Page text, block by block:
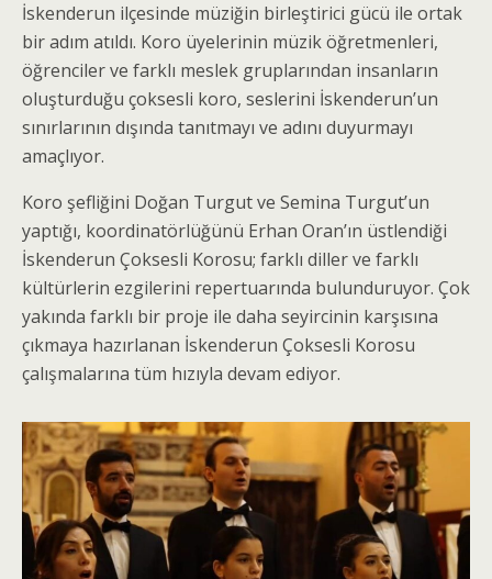
İskenderun ilçesinde müziğin birleştirici gücü ile ortak
bir adım atıldı. Koro üyelerinin müzik öğretmenleri,
öğrenciler ve farklı meslek gruplarından insanların
oluşturduğu çoksesli koro, seslerini İskenderun’un
sınırlarının dışında tanıtmayı ve adını duyurmayı
amaçlıyor.
Koro şefliğini Doğan Turgut ve Semina Turgut’un
yaptığı, koordinatörlüğünü Erhan Oran’ın üstlendiği
İskenderun Çoksesli Korosu; farklı diller ve farklı
kültürlerin ezgilerini repertuarında bulunduruyor. Çok
yakında farklı bir proje ile daha seyircinin karşısına
çıkmaya hazırlanan İskenderun Çoksesli Korosu
çalışmalarına tüm hızıyla devam ediyor.